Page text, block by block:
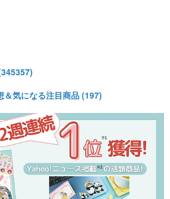
＆気になる注目商品 (197)